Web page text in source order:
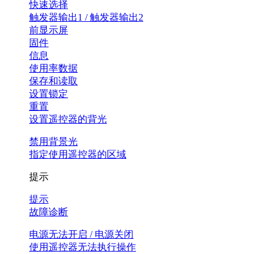
快速选择
触发器输出1 / 触发器输出2
前显示屏
固件
信息
使用率数据
保存和读取
设置锁定
重置
设置遥控器的背光
禁用背景光
指定使用遥控器的区域
提示
提示
故障诊断
电源无法开启 / 电源关闭
使用遥控器无法执行操作